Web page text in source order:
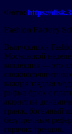
Фото: https://
Fashion Factory
Выпускники
Московской
коллекция — это
каждая заядлая
рифма брюк с
акцент на
гранж, богемный
безупречным
горячих трендов.